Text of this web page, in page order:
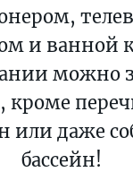
и ванной
можно
кроме
или даже
бассейн!